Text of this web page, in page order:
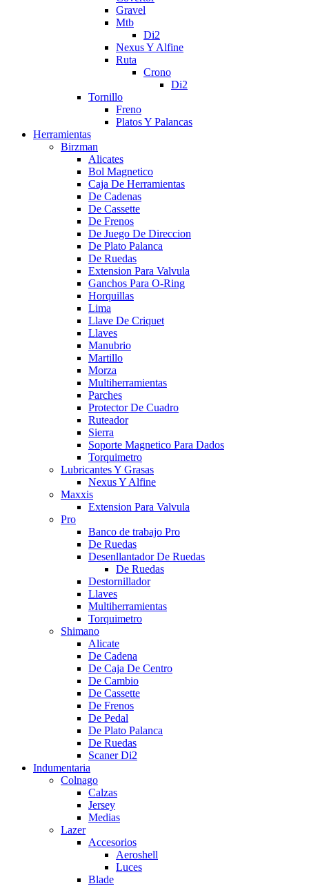
Gravel
Mtb
Di2
Nexus Y Alfine
Ruta
Crono
Di2
Tornillo
Freno
Platos Y Palancas
Herramientas
Birzman
Alicates
Bol Magnetico
Caja De Herramientas
De Cadenas
De Cassette
De Frenos
De Juego De Direccion
De Plato Palanca
De Ruedas
Extension Para Valvula
Ganchos Para O-Ring
Horquillas
Lima
Llave De Criquet
Llaves
Manubrio
Martillo
Morza
Multiherramientas
Parches
Protector De Cuadro
Ruteador
Sierra
Soporte Magnetico Para Dados
Torquimetro
Lubricantes Y Grasas
Nexus Y Alfine
Maxxis
Extension Para Valvula
Pro
Banco de trabajo Pro
De Ruedas
Desenllantador De Ruedas
De Ruedas
Destornillador
Llaves
Multiherramientas
Torquimetro
Shimano
Alicate
De Cadena
De Caja De Centro
De Cambio
De Cassette
De Frenos
De Pedal
De Plato Palanca
De Ruedas
Scaner Di2
Indumentaria
Colnago
Calzas
Jersey
Medias
Lazer
Accesorios
Aeroshell
Luces
Blade